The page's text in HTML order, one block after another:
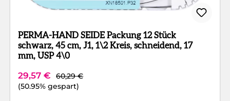
PERMA-HAND SEIDE Packung 12 Stück
schwarz, 45 cm, J1, 1\2 Kreis, schneidend, 17
mm, USP 4\0
Verkaufspreis:
29,57 € Regulärer Preis:
60,29 €
(50.95% gespart)